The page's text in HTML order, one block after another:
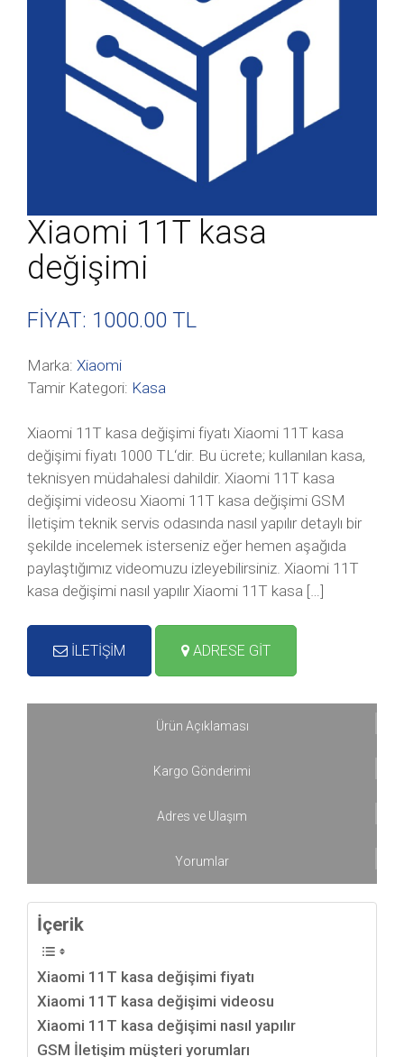
Xiaomi 11T kasa
değişimi
FİYAT: 1000.00 TL
Marka: Xiaomi
Tamir Kategori: Kasa
Xiaomi 11T kasa değişimi fiyatı Xiaomi 11T kasa
değişimi fiyatı 1000 TL‘dir. Bu ücrete; kullanılan kasa,
teknisyen müdahalesi dahildir. Xiaomi 11T kasa
değişimi videosu Xiaomi 11T kasa değişimi GSM
İletişim teknik servis odasında nasıl yapılır detaylı bir
şekilde incelemek isterseniz eğer hemen aşağıda
paylaştığımız videomuzu izleyebilirsiniz. Xiaomi 11T
kasa değişimi nasıl yapılır Xiaomi 11T kasa […]
İLETİŞİM ADRESE GİT
Ürün Açıklaması
Kargo Gönderimi
Adres ve Ulaşım
Yorumlar
İçerik
Xiaomi 11T kasa değişimi fiyatı
Xiaomi 11T kasa değişimi videosu
Xiaomi 11T kasa değişimi nasıl yapılır
GSM İletişim müşteri yorumları